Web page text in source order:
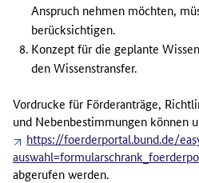
Anspruch nehmen möchten,
berücksichtigen.
Konzept für die geplante
den Wissenstransfer.
Vordrucke für Förderanträge,
und Nebenbestimmungen können
https://foerderportal.bund.de/
abgerufen werden.